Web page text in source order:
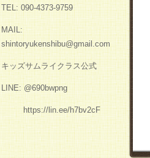
TEL: 090-4373-9759
MAIL:
shintoryukenshibu@gmail.com
キッズサムライクラス公式
LINE: @690bwpng
https://lin.ee/h7bv2cF